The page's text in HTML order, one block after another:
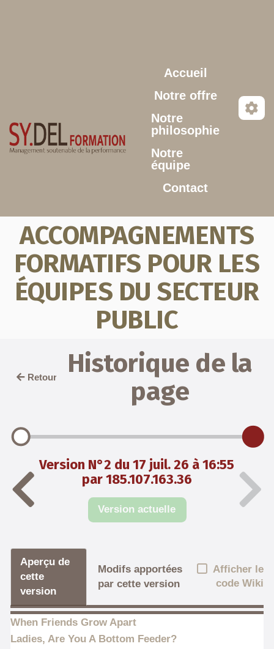
Accueil
Notre offre
Notre
philosophie
Notre
équipe
Contact
ACCOMPAGNEMENTS
FORMATIFS POUR LES
ÉQUIPES DU SECTEUR
PUBLIC
Retour
Historique de la
page
Version N°2 du 17 juil. 26 à 16:55
par 185.107.163.36
Version actuelle
Aperçu de
cette
version
Modifs apportées
par cette version
Afficher le
code Wiki